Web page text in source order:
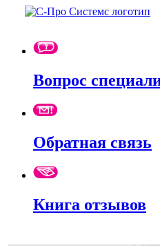
Вопрос
Обратная связь
Книга отзывов